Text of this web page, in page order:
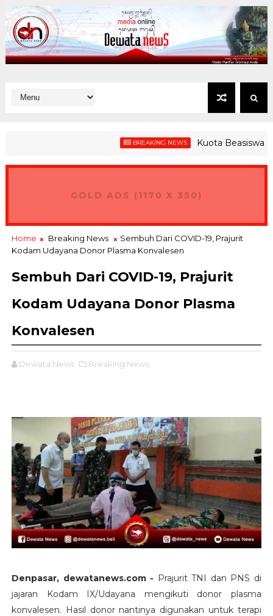
BREAKING NEWS Kuota Beasiswa
GOLD ADS (1170 X 350)
Home Breaking News
Sembuh Dari COVID-19, Prajurit
Kodam Udayana Donor Plasma Konvalesen
Sembuh Dari COVID-19, Prajurit
Kodam Udayana Donor Plasma
Konvalesen
Dewata News Breaking News,
Denpasar, dewatanews.com - Prajurit TNI dan PNS di
jajaran Kodam IX/Udayana mengikuti donor plasma
konvalesen. Hasil donor nantinya digunakan untuk terapi